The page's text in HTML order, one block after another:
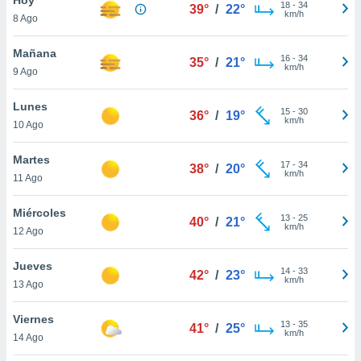
y
en
más
de
8 Ago
39° / 22° 18- 34
km/h
Mañana
9 Ago
35° / 21° 16- 34
km/h
Lunes
10 Ago
36° / 19° 15- 30
km/h
Martes
11 Ago
38° / 20° 17- 34
km/h
Miércoles
12 Ago
40° / 21° 13- 25
km/h
Jueves
13 Ago
42° / 23° 14- 33
km/h
Viernes
14 Ago
41° / 25° 13- 35
km/h